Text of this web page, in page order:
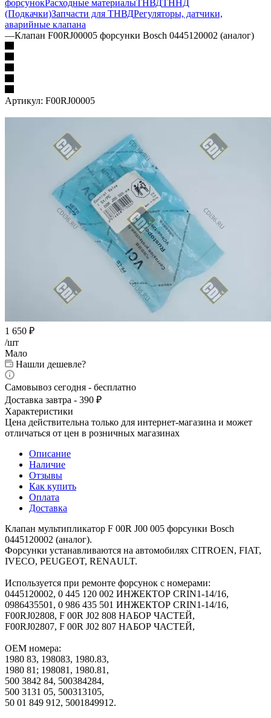
форсунокРасходные материалыТНВД ТННД
(Подкачки)Запчасти для ТНВДРегуляторы, датчики,
аварийные клапана
—Клапан F00RJ00005 форсунки Bosch 0445120002 (аналог)
Артикул: F00RJ00005
1 650 ₽
/шт
Мало
Нашли дешевле?
Самовывоз сегодня - бесплатно
Доставка завтра - 390 ₽
Характеристики
Цена действительна только для интернет-магазина и может
отличаться от цен в розничных магазинах
Описание
Наличие
Отзывы
Как купить
Оплата
Доставка
Клапан мультипликатор F 00R J00 005 форсунки Bosch
0445120002 (аналог).
Форсунки устанавливаются на автомобилях CITROEN, FIAT,
IVECO, PEUGEOT, RENAULT.
Используется при ремонте форсунок с номерами:
0445120002, 0 445 120 002 ИНЖЕКТОР CRIN1-14/16,
0986435501, 0 986 435 501 ИНЖЕКТОР CRIN1-14/16,
F00RJ02808, F 00R J02 808 НАБОР ЧАСТЕЙ,
F00RJ02807, F 00R J02 807 НАБОР ЧАСТЕЙ,
OEM номера:
1980 83, 198083, 1980.83,
1980 81; 198081, 1980.81,
500 3842 84, 500384284,
500 3131 05, 500313105,
50 01 849 912, 5001849912.